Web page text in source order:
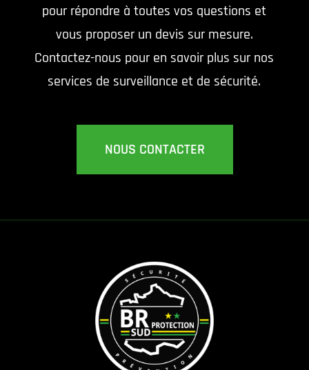
pour répondre à toutes vos questions et
vous proposer un devis sur mesure.
Contactez-nous pour en savoir plus sur nos
services de surveillance et de sécurité.
NOUS CONTACTER